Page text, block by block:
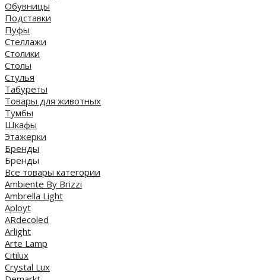
Обувницы
Подставки
Пуфы
Стеллажи
Столики
Столы
Стулья
Табуреты
Товары для животных
Тумбы
Шкафы
Этажерки
Бренды
Бренды
Все товары категории
Ambiente By Brizzi
Ambrella Light
Aployt
ARdecoled
Arlight
Arte Lamp
Citilux
Crystal Lux